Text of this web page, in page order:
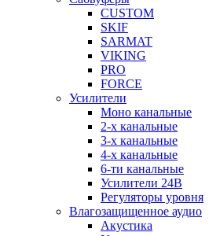
CUSTOM
SKIF
SARMAT
VIKING
PRO
FORCE
Усилители
Моно канальные
2-х канальные
3-х канальные
4-х канальные
6-ти канальные
Усилители 24В
Регуляторы уровня
Влагозащищенное аудио
Акустика